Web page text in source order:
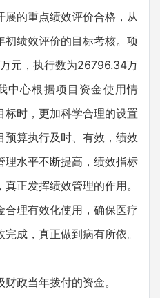
展的重点绩效评价合格，从
绩效评价的目标考核。项
元，执行数为26796.34万
中心根据项目资金使用情
标时，更加科学合理的设置
算执行及时、有效，绩效
理水平不断提高，绩效指标
正发挥绩效管理的作用。
理有效化使用，确保医疗
成，真正做到病有所依。
政当年拨付的资金。